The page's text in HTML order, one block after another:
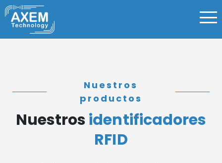
Nuestros
productos
Nuestrosidentificadores
RFID